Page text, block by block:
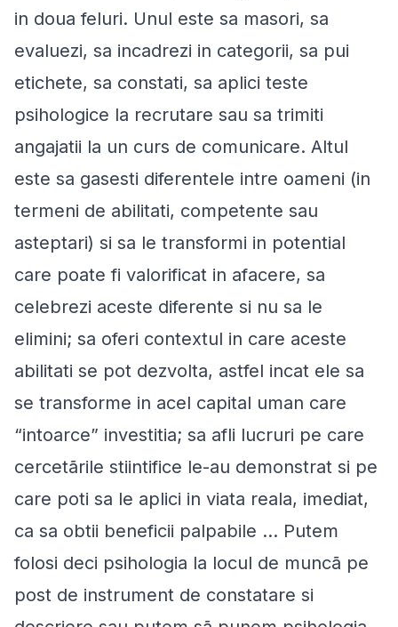
in doua feluri. Unul este sa masori, sa
evaluezi, sa incadrezi in categorii, sa pui
etichete, sa constati, sa aplici teste
psihologice la recrutare sau sa trimiti
angajatii la un curs de comunicare. Altul
este sa gasesti diferentele intre oameni (in
termeni de abilitati, competente sau
asteptari) si sa le transformi in potential
care poate fi valorificat in afacere, sa
celebrezi aceste diferente si nu sa le
elimini; sa oferi contextul in care aceste
abilitati se pot dezvolta, astfel incat ele sa
se transforme in acel capital uman care
“intoarce” investitia; sa afli lucruri pe care
cercetãrile stiintifice le-au demonstrat si pe
care poti sa le aplici in viata reala, imediat,
ca sa obtii beneficii palpabile ... Putem
folosi deci psihologia la locul de muncã pe
post de instrument de constatare si